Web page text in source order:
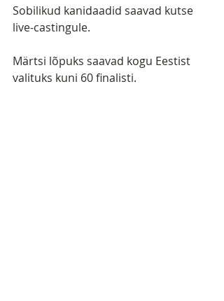
Sobilikud kanidaadid saavad kutse
live-castingule.
Märtsi lõpuks saavad kogu Eestist
valituks kuni 60 finalisti.